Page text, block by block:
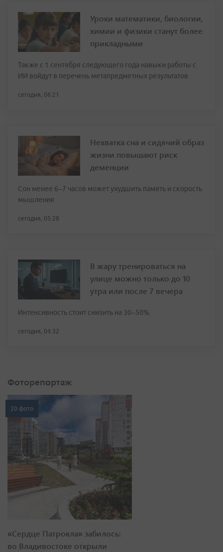
Уроки математики, биологии,
химии и физики станут более
прикладными
Также с 1 сентября следующего года навыки работы с
ИИ войдут в перечень метапредметных результатов
сегодня, 06:21
Нехватка сна и сидячий образ
жизни повышают риск
деменции
Сон менее 6–7 часов может ухудшить память и скорость
мышления
сегодня, 05:28
В жару тренироваться на
улице можно только до 10
утра или после 7 вечера
Интенсивность стоит снизить на 30–50%
сегодня, 04:32
Фоторепортаж
20 фото
«Сердце Патрокла» забилось:
во Владивостоке открыли